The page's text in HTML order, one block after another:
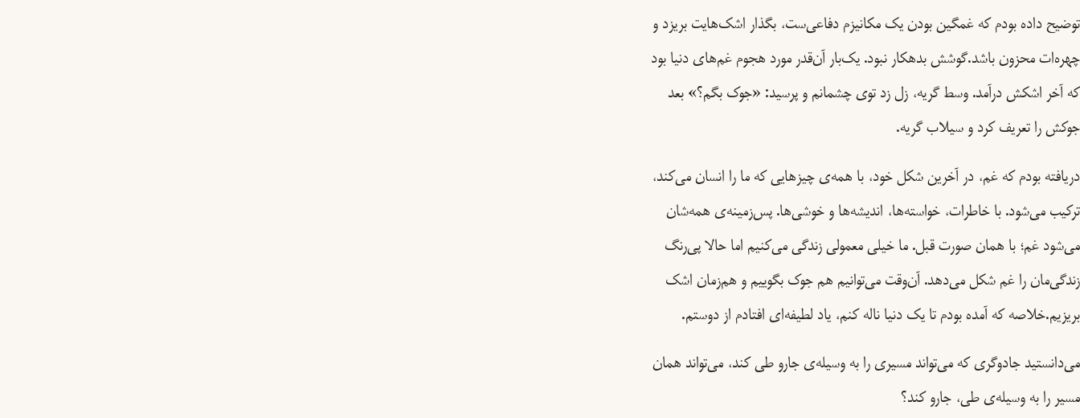
توضیح داده بودم که غمگین بودن یک مکانیزم دفاعی‌ست، بگذار اشک‌هایت بریزد و
چهره‌ات محزون باشد.گوشش بدهکار نبود. یک‌بار آن‌قدر مورد هجوم غم‌های دنیا بود
که آخر اشکش درآمد. وسط گریه، زل زد توی چشمانم و پرسید: «جوک بگم؟» بعد
جوکش را تعریف کرد و سیلاب گریه.
دریافته بودم که غم، در آخرین شکل خود، با همه‌ی چیزهایی که ما را انسان می‌کند،
ترکیب می‌شود. با خاطرات، خواسته‌ها، اندیشه‌ها و خوشی‌ها. پس‌زمینه‌ی همه‌شان
می‌شود غم؛ با همان صورت قبل. ما خیلی معمولی زندگی می‌کنیم اما حالا پی‌رنگ
زندگی‌مان را غم شکل می‌دهد. آن‌وقت می‌توانیم هم جوک بگوییم و هم‌زمان اشک
بریزیم.خلاصه که آمده بودم تا یک دنیا ناله کنم، یاد لطیفه‌ای افتادم از دوستم.
می‌دانستید جادوگری که می‌تواند مسیری را به وسیله‌ی جارو طی کند، می‌تواند همان
مسیر را به وسیله‌ی طی، جارو کند؟